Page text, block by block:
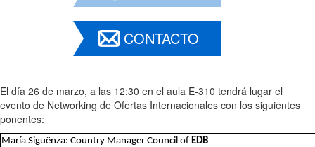
CONTACTO
El día 26 de marzo, a las 12:30 en el aula E-310 tendrá lugar el
evento de Networking de Ofertas Internacionales con los siguientes
ponentes:
María Siguënza: Country Manager Council of EDB